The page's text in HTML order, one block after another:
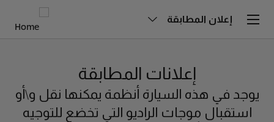
إعلان المطابقة
إعلانات المطابقة
يوجد في هذه السيارة أنظمة يمكنها نقل و\أو
استقبال موجات الراديو التي تخضع للتوجيه